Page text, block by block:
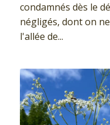
condamnés dès le
négligés, dont on
l'allée de...